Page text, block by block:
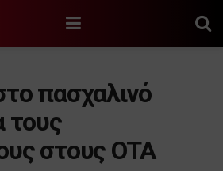
πασχαλινό
τους
στους ΟΤΑ